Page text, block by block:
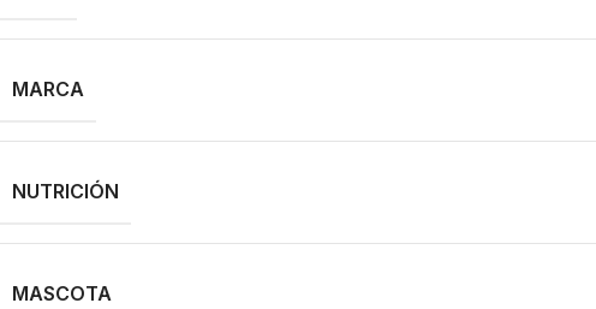
MARCA
NUTRICIÓN
MASCOTA